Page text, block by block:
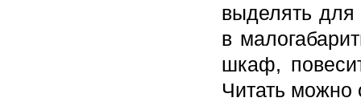
выделять для
в
шкаф,
Читать можно